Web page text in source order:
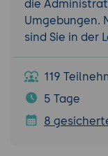
die
Umgebungen.
sind Sie in der
119
5 Tage
8